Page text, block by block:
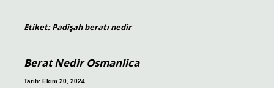
Etiket:Padişah beratı nedir
Berat Nedir Osmanlica
Tarih: Ekim 20, 2024